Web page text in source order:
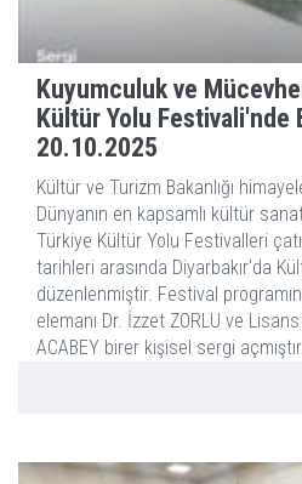
Kuyumculuk ve
Kültür Yolu Festivali'nde
20.10.2025
Kültür ve Turizm Bakanlığı
Dünyanın en kapsamlı kültür
Türkiye Kültür Yolu Festivalleri
tarihleri arasında Diyarbakır'da
düzenlenmiştir. Festival
elemanı Dr. İzzet ZORLU ve
ACABEY birer kişisel sergi